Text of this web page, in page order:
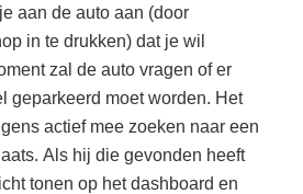
aan de auto aan (door
in te drukken) dat je wil
zal de auto vragen of er
geparkeerd moet worden. Het
actief mee zoeken naar een
Als hij die gevonden heeft
tonen op het dashboard en